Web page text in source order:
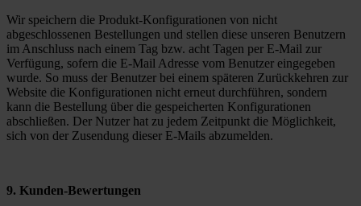
Wir speichern die Produkt-Konfigurationen von nicht
abgeschlossenen Bestellungen und stellen diese unseren Benutzern
im Anschluss nach einem Tag bzw. acht Tagen per E-Mail zur
Verfügung, sofern die E-Mail Adresse vom Benutzer eingegeben
wurde. So muss der Benutzer bei einem späteren Zurückkehren zur
Website die Konfigurationen nicht erneut durchführen, sondern
kann die Bestellung über die gespeicherten Konfigurationen
abschließen. Der Nutzer hat zu jedem Zeitpunkt die Möglichkeit,
sich von der Zusendung dieser E-Mails abzumelden.
9. Kunden-Bewertungen